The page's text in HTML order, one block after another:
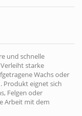
und schnelle
starke
Wachs oder
Produkt eignet sich
Felgen oder
Arbeit mit dem